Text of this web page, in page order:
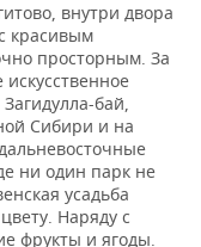
внутри двора
красивым
просторным. За
бай,
Сибири и на
ни один парк не
усадьба
Наряду с
фрукты и ягоды.